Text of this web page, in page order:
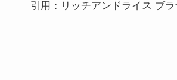
引用：リッチアンドライス ブ